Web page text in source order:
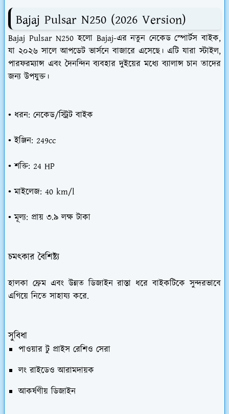
Bajaj Pulsar N250 (2026 Version)
Bajaj Pulsar N250 হলো Bajaj-এর নতুন নেকেড স্পোর্টস বাইক,
যা ২০২৬ সালে আপডেট ভার্সনে বাজারে এসেছে। এটি যারা স্টাইল,
পারফরম্যান্স এবং দৈনন্দিন ব্যবহার দুইয়ের মধ্যে ব্যালান্স চান তাদের
জন্য উপযুক্ত।
• ধরন: নেকেড/স্ট্রিট বাইক
• ইঞ্জিন: 249cc
• শক্তি: 24 HP
• মাইলেজ: 40 km/l
• মূল্য: প্রায় ৩.৯ লক্ষ টাকা
চমৎকার বৈশিষ্ট্য
হালকা ফ্রেম এবং উন্নত ডিজাইন রাস্তা ধরে বাইকটিকে সুন্দরভাবে
এগিয়ে নিতে সাহায্য করে.
সুবিধা
পাওয়ার টু প্রাইস রেশিও সেরা
লং রাইডেও আরামদায়ক
আকর্ষণীয় ডিজাইন